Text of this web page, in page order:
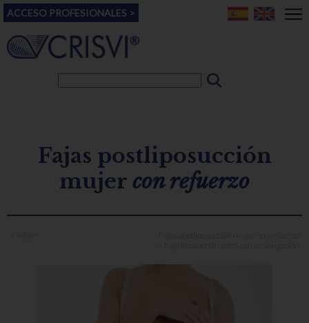
ACCESO PROFESIONALES >
Fajas postliposucción
mujer con refuerzo